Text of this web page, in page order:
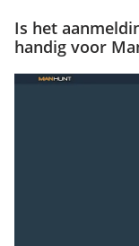
Is het
handig voor